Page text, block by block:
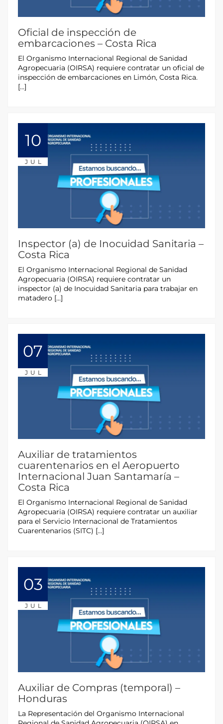
Oficial de inspección de
embarcaciones – Costa Rica
El Organismo Internacional Regional de Sanidad
Agropecuaria (OIRSA) requiere contratar un oficial de
inspección de embarcaciones en Limón, Costa Rica.
[…]
10
JUL
Inspector (a) de Inocuidad Sanitaria –
Costa Rica
El Organismo Internacional Regional de Sanidad
Agropecuaria (OIRSA) requiere contratar un
inspector (a) de Inocuidad Sanitaria para trabajar en
matadero […]
07
JUL
Auxiliar de tratamientos
cuarentenarios en el Aeropuerto
Internacional Juan Santamaría –
Costa Rica
El Organismo Internacional Regional de Sanidad
Agropecuaria (OIRSA) requiere contratar un auxiliar
para el Servicio Internacional de Tratamientos
Cuarentenarios (SITC) […]
03
JUL
Auxiliar de Compras (temporal) –
Honduras
La Representación del Organismo Internacional